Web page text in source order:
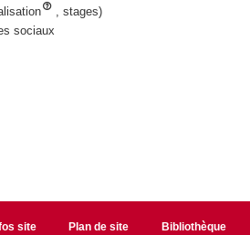
, stages)
sociaux
site Plan de site Bibliothèque